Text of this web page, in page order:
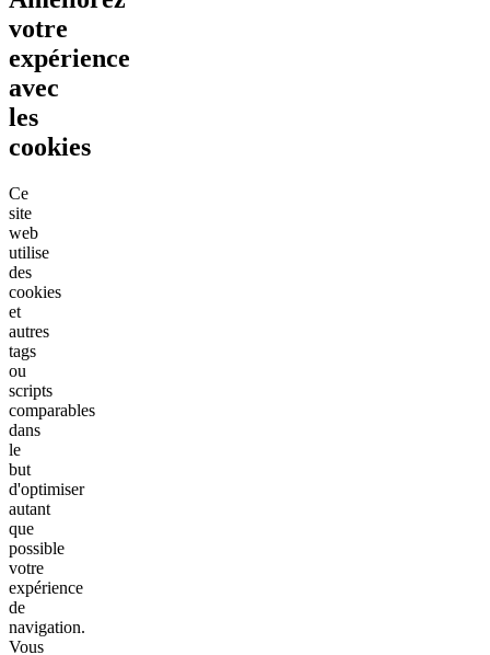
votre
expérience
avec
les
cookies
Ce
site
web
utilise
des
cookies
et
autres
tags
ou
scripts
comparables
dans
le
but
d'optimiser
autant
que
possible
votre
expérience
de
navigation.
Vous